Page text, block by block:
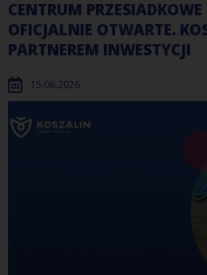
CENTRUM
OFICJALNIE OTWARTE.
PARTNEREM INWESTYCJI
15.06.2026